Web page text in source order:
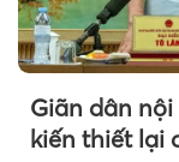
Giãn dân
kiến thiết lại